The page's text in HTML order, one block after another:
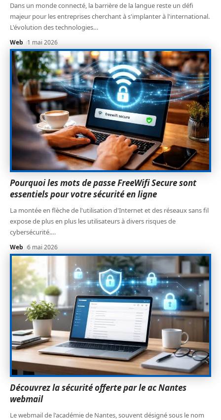
Dans un monde connecté, la barrière de la langue reste un défi
majeur pour les entreprises cherchant à s'implanter à l'international.
L'évolution des technologies…
Web 1 mai 2026
Pourquoi les mots de passe FreeWifi Secure sont
essentiels pour votre sécurité en ligne
La montée en flèche de l'utilisation d'Internet et des réseaux sans fil
expose de plus en plus les utilisateurs à divers risques de
cybersécurité.…
Web 6 mai 2026
Découvrez la sécurité offerte par le ac Nantes
webmail
Le webmail de l'académie de Nantes, souvent désigné sous le nom